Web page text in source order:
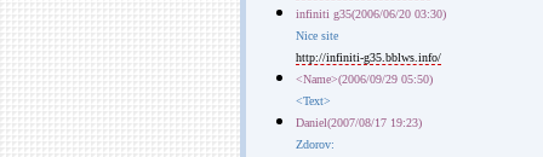
infiniti g35(2006/06/20 03:30)
Nice site
http://infiniti-g35.bblws.info/
<Name>(2006/09/29 05:50)
<Text>
Daniel(2007/08/17 19:23)
Zdorov: